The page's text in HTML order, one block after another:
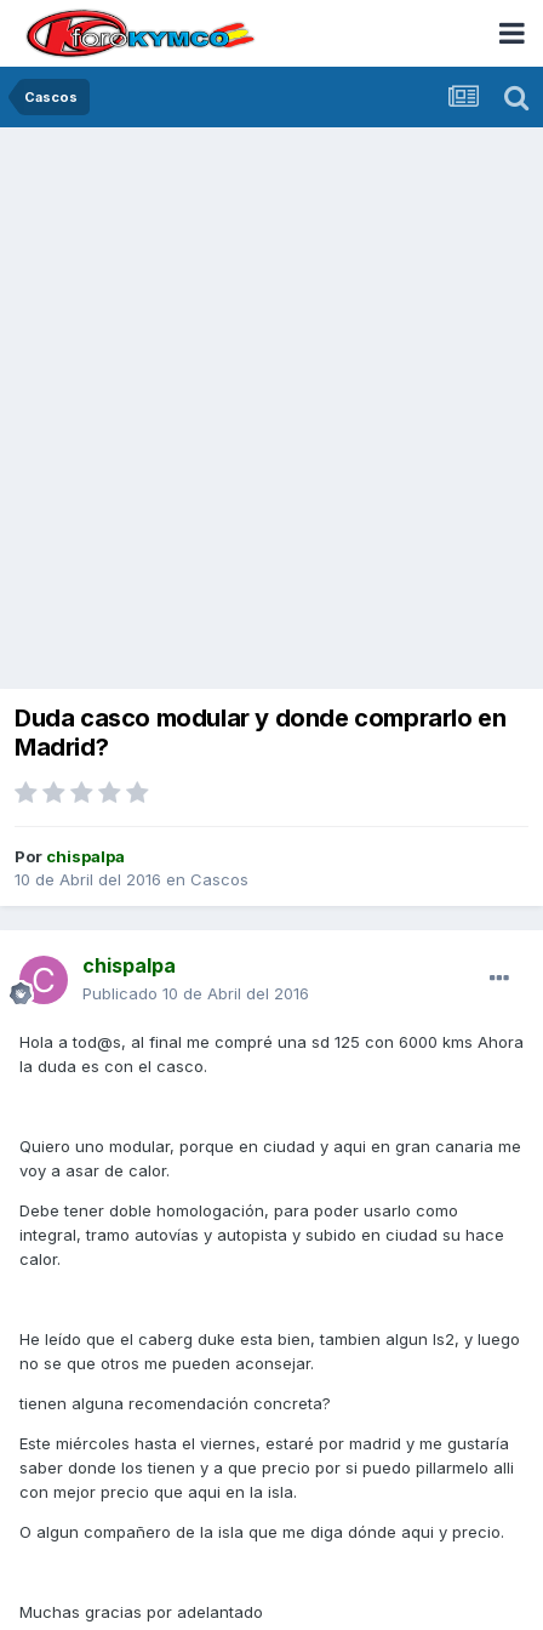
Cascos
Duda casco modular y donde comprarlo en
Madrid?
Por chispalpa
10 de Abril del 2016 en Cascos
chispalpa
Publicado 10 de Abril del 2016
Hola a tod@s, al final me compré una sd 125 con 6000 kms Ahora
la duda es con el casco.
Quiero uno modular, porque en ciudad y aqui en gran canaria me
voy a asar de calor.
Debe tener doble homologación, para poder usarlo como
integral, tramo autovías y autopista y subido en ciudad su hace
calor.
He leído que el caberg duke esta bien, tambien algun ls2, y luego
no se que otros me pueden aconsejar.
tienen alguna recomendación concreta?
Este miércoles hasta el viernes, estaré por madrid y me gustaría
saber donde los tienen y a que precio por si puedo pillarmelo alli
con mejor precio que aqui en la isla.
O algun compañero de la isla que me diga dónde aqui y precio.
Muchas gracias por adelantado